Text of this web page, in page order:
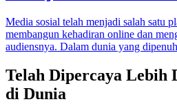
Media sosial telah menjadi salah satu
membangun kehadiran online dan
audiensnya. Dalam dunia yang
Telah Dipercaya Lebih
di Dunia